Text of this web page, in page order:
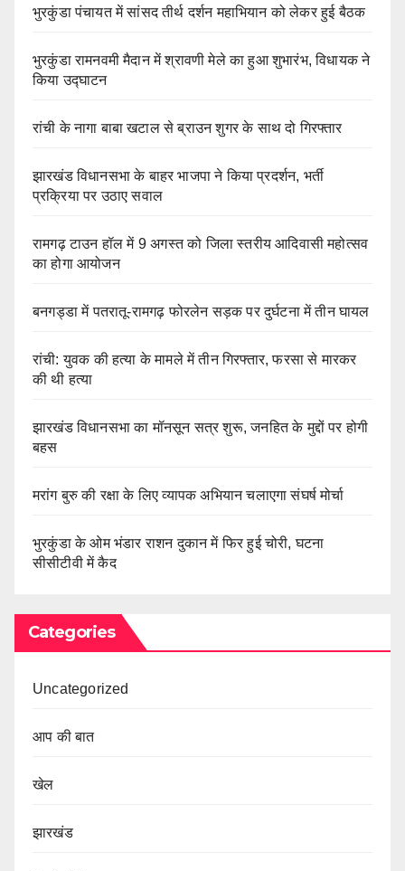
भुरकुंडा पंचायत में सांसद तीर्थ दर्शन महाभियान को लेकर हुई बैठक
भुरकुंडा रामनवमी मैदान में श्रावणी मेले का हुआ शुभारंभ, विधायक ने
किया उद्घाटन
रांची के नागा बाबा खटाल से ब्राउन शुगर के साथ दो गिरफ्तार
झारखंड विधानसभा के बाहर भाजपा ने किया प्रदर्शन, भर्ती
प्रक्रिया पर उठाए सवाल
रामगढ़ टाउन हॉल में 9 अगस्त को जिला स्तरीय आदिवासी महोत्सव
का होगा आयोजन
बनगड्डा में पतरातू-रामगढ़ फोरलेन सड़क पर दुर्घटना में तीन घायल
रांची: युवक की हत्या के मामले में तीन गिरफ्तार, फरसा से मारकर
की थी हत्या
झारखंड विधानसभा का मॉनसून सत्र शुरू, जनहित के मुद्दों पर होगी
बहस
मरांग बुरु की रक्षा के लिए व्यापक अभियान चलाएगा संघर्ष मोर्चा
भुरकुंडा के ओम भंडार राशन दुकान में फिर हुई चोरी, घटना
सीसीटीवी में कैद
Categories
Uncategorized
आप की बात
खेल
झारखंड